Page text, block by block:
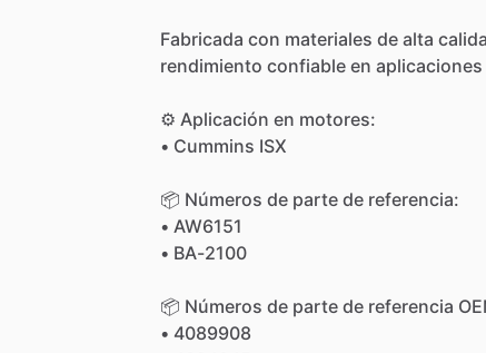
Fabricada con materiales de alta
rendimiento confiable en aplicaciones
⚙️ Aplicación en motores:
• Cummins ISX
📦 Números de parte de referencia:
• AW6151
• BA-2100
📦 Números de parte de referencia
• 4089908